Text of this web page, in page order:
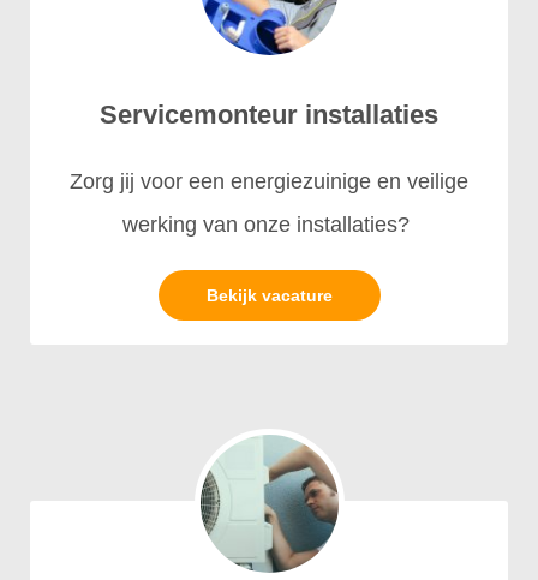
Servicemonteur installaties
Zorg jij voor een energiezuinige en veilige
werking van onze installaties?
Bekijk vacature